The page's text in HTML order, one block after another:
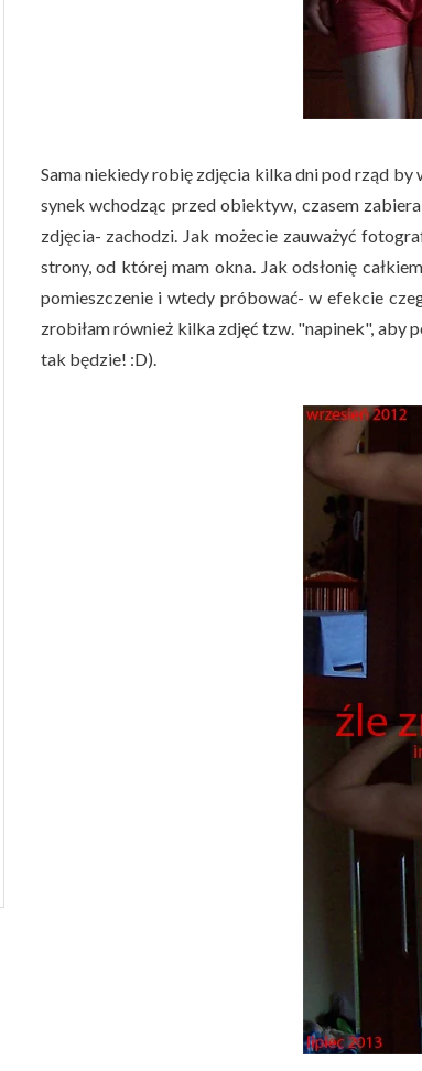
Sama niekiedy robię zdjęcia kilka dni pod rząd by
synek wchodząc przed obiektyw, czasem
zdjęcia- zachodzi. Jak możecie zauważyć
strony, od której mam okna. Jak odsłonię
pomieszczenie i wtedy próbować- w efekcie
zrobiłam również kilka zdjęć tzw. "napinek", aby
tak będzie! :D).